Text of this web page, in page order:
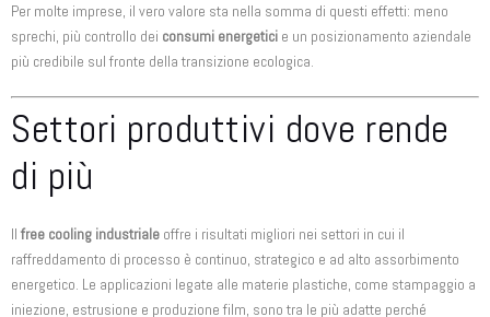
Per molte imprese, il vero valore sta nella somma di questi effetti: meno
sprechi, più controllo dei consumi energetici e un posizionamento aziendale
più credibile sul fronte della transizione ecologica.
Settori produttivi dove rende
di più
Il free cooling industriale offre i risultati migliori nei settori in cui il
raffreddamento di processo è continuo, strategico e ad alto assorbimento
energetico. Le applicazioni legate alle materie plastiche, come stampaggio a
iniezione, estrusione e produzione film, sono tra le più adatte perché